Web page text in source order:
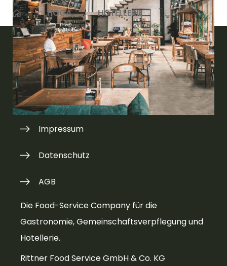
Verpackungen, Reinigungsprodukte,
besondere Zutaten und regionale
Nischenprodukte - aus einer Hand.
HOGA HOTELLERIE
Die Food-Service Company für die
Gastronomie, Gemeinschaftsverpflegung und
Hotellerie.
Rittner Food Service GmbH & Co. KG
Kontakt
Presse
Impressum
Datenschutz
AGB